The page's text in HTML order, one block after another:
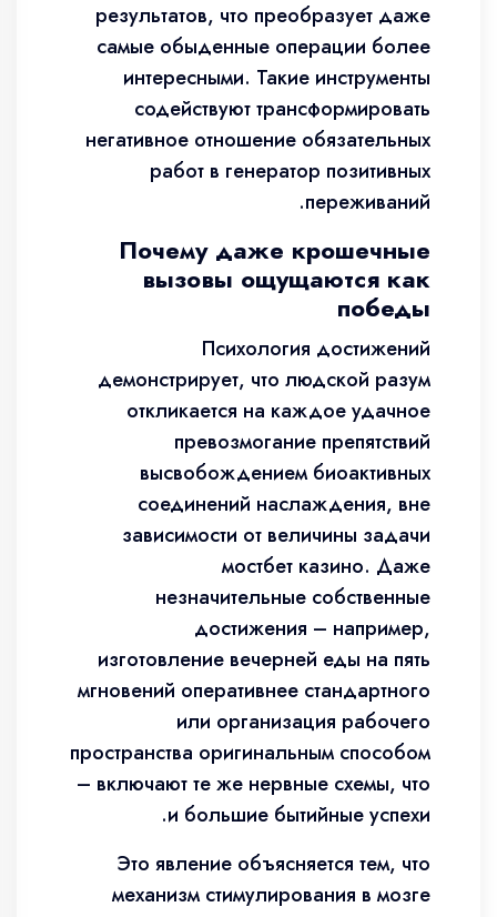
результатов, что преобразует даже
самые обыденные операции более
интересными. Такие инструменты
содействуют трансформировать
негативное отношение обязательных
работ в генератор позитивных
переживаний.
Почему даже крошечные
вызовы ощущаются как
победы
Психология достижений
демонстрирует, что людской разум
откликается на каждое удачное
превозмогание препятствий
высвобождением биоактивных
соединений наслаждения, вне
зависимости от величины задачи
мостбет казино. Даже
незначительные собственные
достижения – например,
изготовление вечерней еды на пять
мгновений оперативнее стандартного
или организация рабочего
пространства оригинальным способом
– включают те же нервные схемы, что
и большие бытийные успехи.
Это явление объясняется тем, что
механизм стимулирования в мозге